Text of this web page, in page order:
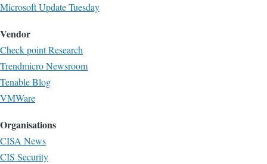
Microsoft Update Tuesday
Vendor
Check point Research
Trendmicro Newsroom
Tenable Blog
VMWare
Organisations
CISA News
CIS Security